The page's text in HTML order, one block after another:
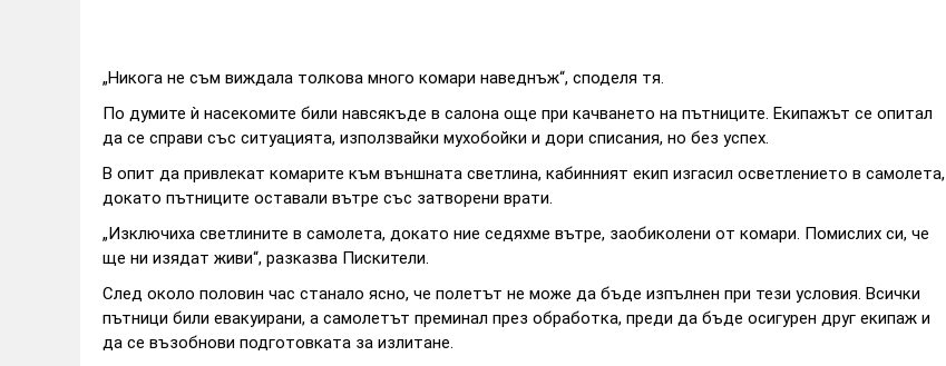
„Никога не съм виждала толкова много комари наведнъж“, споделя тя.
По думите ѝ насекомите били навсякъде в салона още при качването на пътниците. Екипажът се опитал
да се справи със ситуацията, използвайки мухобойки и дори списания, но без успех.
В опит да привлекат комарите към външната светлина, кабинният екип изгасил осветлението в самолета,
докато пътниците оставали вътре със затворени врати.
„Изключиха светлините в самолета, докато ние седяхме вътре, заобиколени от комари. Помислих си, че
ще ни изядат живи“, разказва Пискители.
След около половин час станало ясно, че полетът не може да бъде изпълнен при тези условия. Всички
пътници били евакуирани, а самолетът преминал през обработка, преди да бъде осигурен друг екипаж и
да се възобнови подготовката за излитане.